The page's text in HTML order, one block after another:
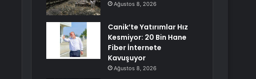
Ağustos 8, 2026
Canik’te Yatırımlar Hız
Kesmiyor: 20 Bin Hane
Fiber İnternete
Kavuşuyor
Ağustos 8, 2026